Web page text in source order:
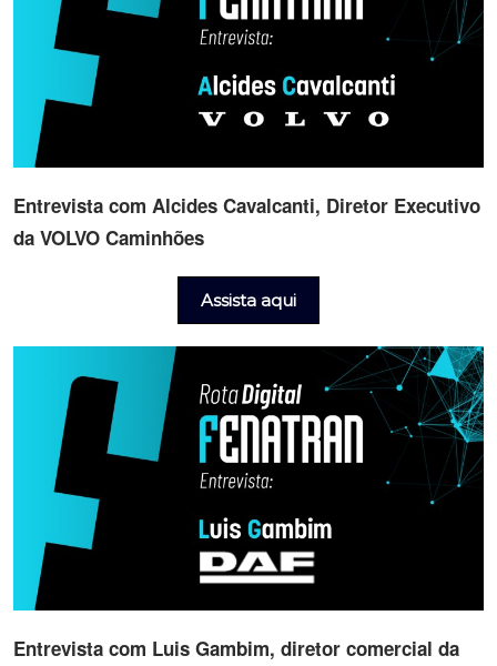
Entrevista com Alcides Cavalcanti, Diretor Executivo
da VOLVO Caminhões
Assista aqui
Entrevista com Luis Gambim, diretor comercial da